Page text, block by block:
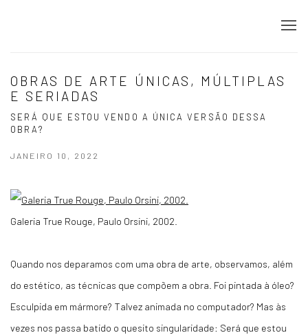
OBRAS DE ARTE ÚNICAS, MÚLTIPLAS
E SERIADAS
SERÁ QUE ESTOU VENDO A ÚNICA VERSÃO DESSA
OBRA?
JANEIRO 10, 2022
Galeria True Rouge, Paulo Orsini, 2002.
Quando nos deparamos com uma obra de arte, observamos, além
do estético, as técnicas que compõem a obra. Foi pintada à óleo?
Esculpida em mármore? Talvez animada no computador? Mas às
vezes nos passa batido o quesito singularidade: Será que estou